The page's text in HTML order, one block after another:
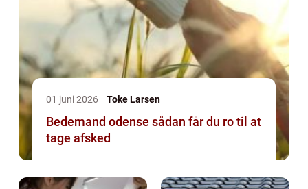
01 juni 2026 Toke Larsen
Bedemand odense sådan får du ro til at
tage afsked